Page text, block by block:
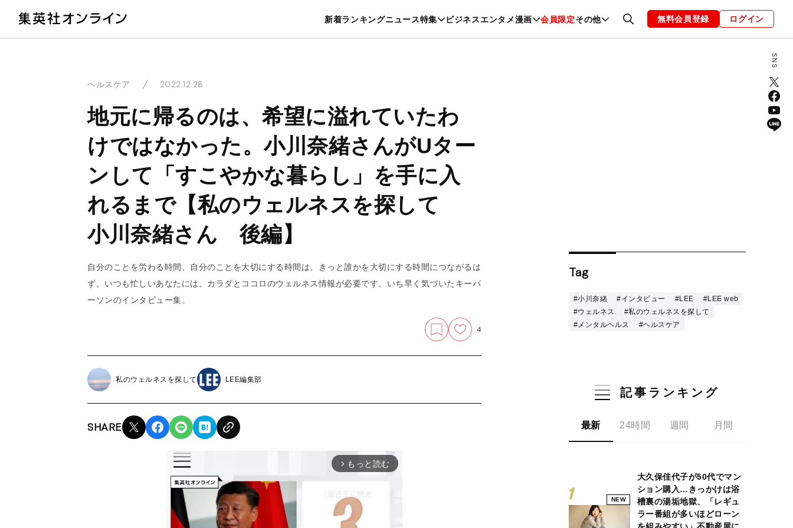
新着ランキングニュース特集 ビジネスエンタメ漫画 会員限定その他
暮らし スポーツ ヘルスケア 美容 グルメ ファッション 恋愛・結婚 編集部 お知らせ
無料会員登録 ログイン
ヘルスケア 2022.12.28
地元に帰るのは、希望に溢れていたわ
けではなかった。小川奈緒さんがUター
ンして「すこやかな暮らし」を手に入
れるまで【私のウェルネスを探して
小川奈緒さん 後編】
自分のことを労わる時間、自分のことを大切にする時間は、きっと誰かを大切にする時間につながるは
ず。いつも忙しいあなたには、カラダとココロのウェルネス情報が必要です。いち早く気づいたキーパ
ーソンのインタビュー集。
4
私のウェルネスを探して LEE編集部
SHARE
arrow_forward_ios もっと読む
Tag
#小川奈緒 #インタビュー #LEE
#LEE web
#ウェルネス
#私のウェルネスを探して
#メンタルヘルス
#ヘルスケア
記事ランキング
最新 24時間 週間 月間
NEW
大久保佳代子が50代でマン
ション購入…きっかけは浴
槽裏の湯垢地獄、「レギュ
ラー番組が多いほどローン